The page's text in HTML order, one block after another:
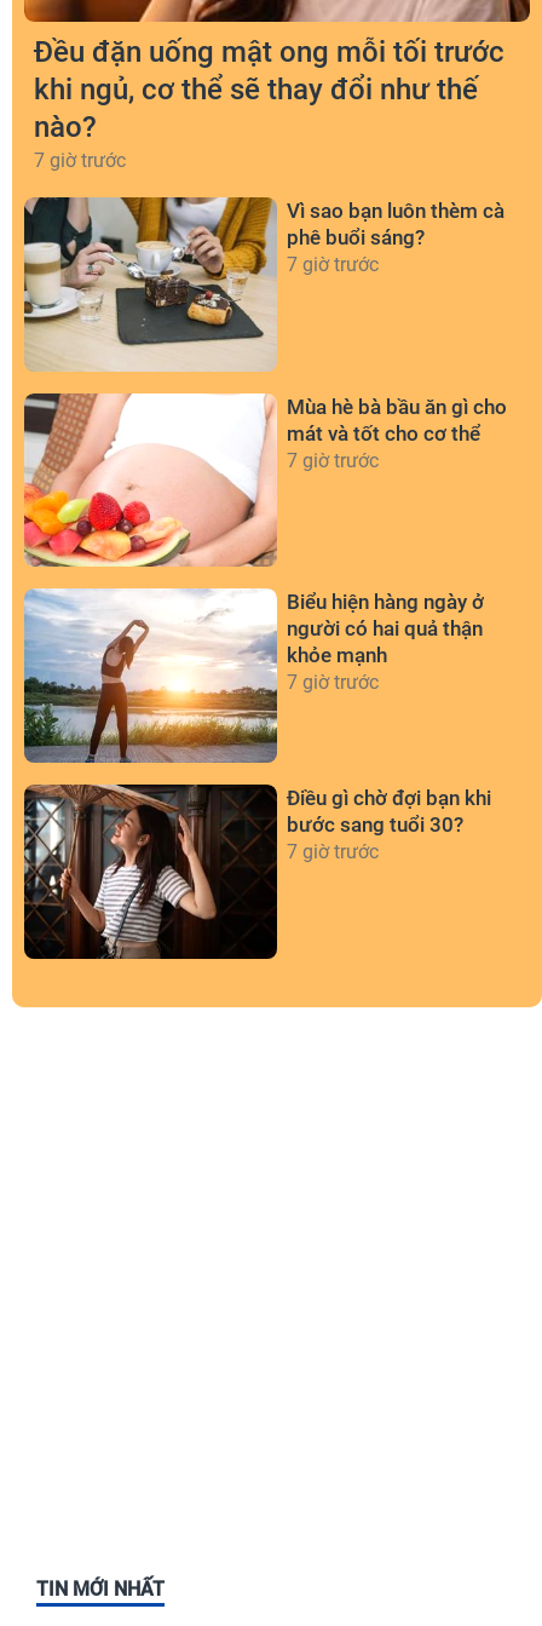
Đều đặn uống mật ong mỗi tối trước
khi ngủ, cơ thể sẽ thay đổi như thế
nào?
7 giờ trước
Vì sao bạn luôn thèm cà
phê buổi sáng?
7 giờ trước
Mùa hè bà bầu ăn gì cho
mát và tốt cho cơ thể
7 giờ trước
Biểu hiện hàng ngày ở
người có hai quả thận
khỏe mạnh
7 giờ trước
Điều gì chờ đợi bạn khi
bước sang tuổi 30?
7 giờ trước
TIN MỚI NHẤT